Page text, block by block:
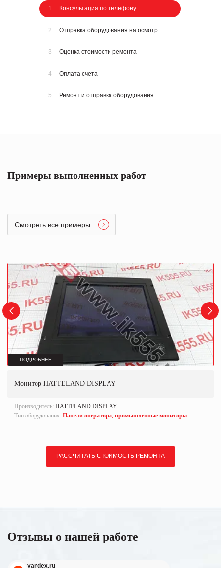
1 Консультация по телефону
2 Отправка оборудования на осмотр
3 Оценка стоимости ремонта
4 Оплата счета
5 Ремонт и отправка оборудования
Примеры выполненных работ
Смотреть все примеры
ПОДРОБНЕЕ
Монитор HATTELAND DISPLAY
Производитель: HATTELAND DISPLAY
Тип оборудования: Панели оператора, промышленные мониторы
РАССЧИТАТЬ СТОИМОСТЬ РЕМОНТА
Отзывы о нашей работе
yandex.ru